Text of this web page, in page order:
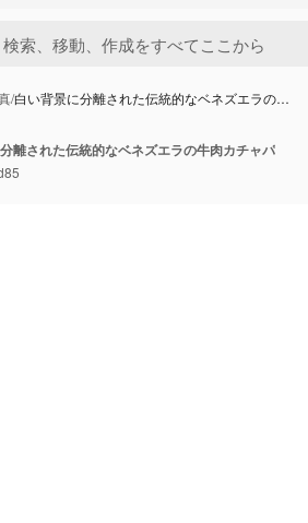
/白い背景に分離された伝統的なベネズエラの…
離された伝統的なベネズエラの牛肉カチャパ